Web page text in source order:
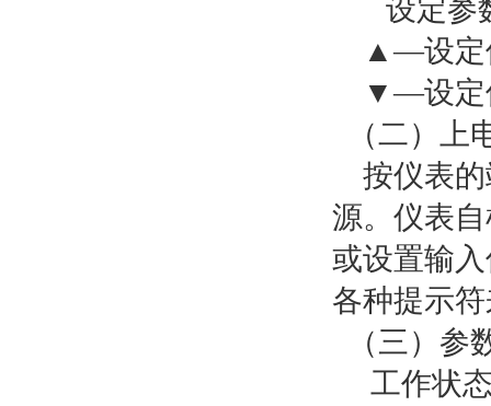
设定参
▲—设定
▼—设定
（二）上
按仪表
源。仪表
或设置输
各种提示
（三）参
工作状